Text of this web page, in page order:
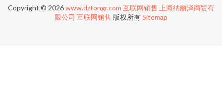
Copyright © 2026www.dztongr.com 互联网销售
上海纳丽泽商贸有
限公司 互联网销售 版权所有Sitemap